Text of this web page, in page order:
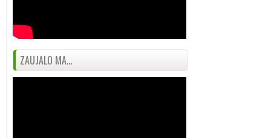
ZAUJALO MA...